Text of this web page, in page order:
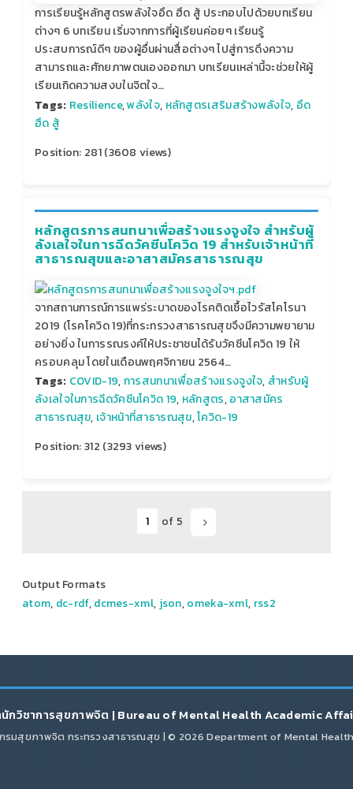
การเรียนรู้หลักสูตรพลังใจอึด ฮึด สู้ ประกอบไปด้วยบทเรียน
ต่างๆ 6 บทเรียน เริ่มจากการที่ผู้เรียนค่อยๆ เรียนรู้
ประสบการณ์ดีๆ ของผู้อื่นผ่านสื่อต่างๆ ไปสู่การดึงความ
สามารถและศักยภาพตนเองออกมา บทเรียนเหล่านี้จะช่วยให้ผู้
เรียนเกิดความสงบในจิตใจ…
Tags: Resilience,พลังใจ, หลักสูตรเสริมสร้างพลังใจ, อึด
ฮึด สู้
Position: 281(3608 views)
หลักสูตรการสนทนาเพื่อสร้างแรงจูงใจ สำหรับผู้
ลังเลใจในการฉีดวัคซีนโควิด 19 สำหรับเจ้าหน้าที่
สาธารณสุขและอาสาสมัครสาธารณสุข
จากสถานการณ์การแพร่ระบาดของโรคติดเชื้อไวรัสโคโรนา
2019 (โรคโควิด 19)ที่กระทรวงสาธารณสุขจึงมีความพยายาม
อย่างยิ่ง ในการรณรงค์ให้ประชาชนได้รับวัคซีนโควิด 19 ให้
ครอบคลุม โดยในเดือนพฤศจิกายน 2564…
Tags: COVID-19,การสนทนาเพื่อสร้างแรงจูงใจ, สำหรับผู้
ลังเลใจในการฉีดวัคซีนโควิด 19, หลักสูตร,อาสาสมัคร
สาธารณสุข, เจ้าหน้าที่สาธารณสุข,โควิด-19
Position:312 (3293views)
of 5
Output Formats
atom, dc-rdf,dcmes-xml, json,omeka-xml, rss2
กวิชาการสุขภาพจิต | Bureau of Mental Health Academic
รมสุขภาพจิต กระทรวงสาธารณสุข | © 2026 Department of Mental